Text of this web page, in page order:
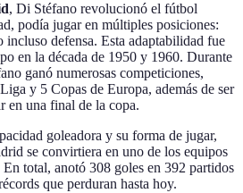
, Di Stéfano revolucionó el fútbol
podía jugar en múltiples posiciones:
incluso defensa. Esta adaptabilidad fue
en la década de 1950 y 1960. Durante
ganó numerosas competiciones,
y 5 Copas de Europa, además de ser
en una final de la copa.
goleadora y su forma de jugar,
se convirtiera en uno de los equipos
total, anotó 308 goles en 392 partidos
que perduran hasta hoy.